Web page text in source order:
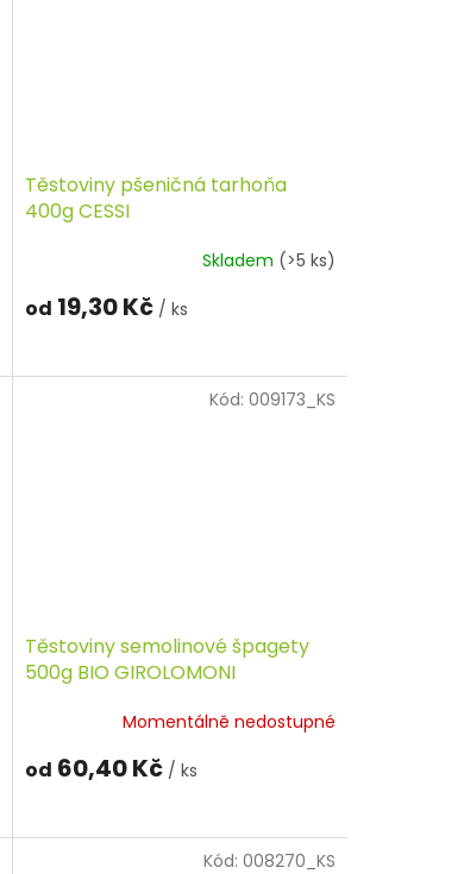
Těstoviny pšeničná tarhoňa
400g CESSI
Skladem (>5 ks)
od 19,30 Kč / ks
Těstoviny semolinové špagety
500g BIO GIROLOMONI
Momentálně nedostupné
od 60,40 Kč / ks
Kód: 009173_KS
Kód: 008270_KS